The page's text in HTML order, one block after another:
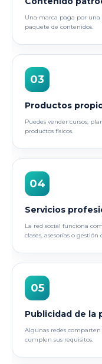
Una marca paga por
paquete de contenidos.
03
Productos
Puedes vender cursos,
productos físicos.
04
Servicios
La red social funciona
clases, asesorías o gestión
05
Publicidad de la
Algunas redes
cumplen sus requisitos.